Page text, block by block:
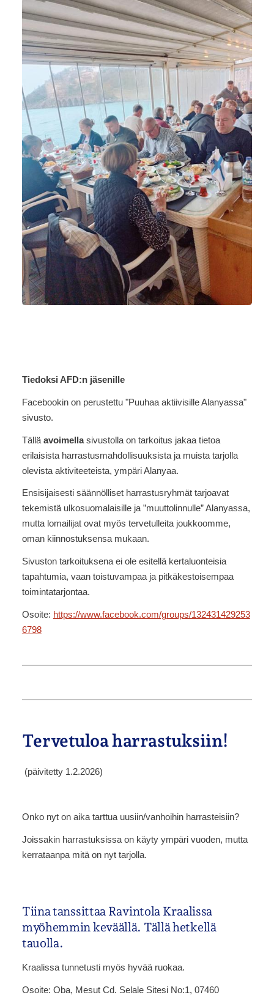
Tiedoksi AFD:n jäsenille
Facebookin on perustettu "Puuhaa aktiivisille Alanyassa"
sivusto.
Tällä avoimellasivustolla on tarkoitus jakaa tietoa
erilaisista harrastusmahdollisuuksista ja muista tarjolla
olevista aktiviteeteista, ympäri Alanyaa.
Ensisijaisesti säännölliset harrastusryhmät tarjoavat
tekemistä ulkosuomalaisille ja ”muuttolinnulle” Alanyassa,
mutta lomailijat ovat myös tervetulleita joukkoomme,
oman kiinnostuksensa mukaan.
Sivuston tarkoituksena ei ole esitellä kertaluonteisia
tapahtumia, vaan toistuvampaa ja pitkäkestoisempaa
toimintatarjontaa.
Osoite: https://www.facebook.com/groups/132431429253
6798
Tervetuloa harrastuksiin!
(päivitetty 1.2.2026)
Onko nyt on aika tarttua uusiin/vanhoihin harrasteisiin?
Joissakin harrastuksissa on käyty ympäri vuoden, mutta
kerrataanpa mitä on nyt tarjolla.
Tiina tanssittaa Ravintola Kraalissa
myöhemmin keväällä. Tällä hetkellä
tauolla.
Kraalissa tunnetusti myös hyvää ruokaa.
Osoite: Oba, Mesut Cd. Selale Sitesi No:1, 07460